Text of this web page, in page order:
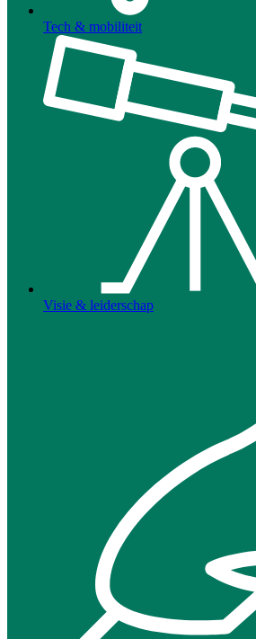
Tech & mobiliteit
Visie & leiderschap